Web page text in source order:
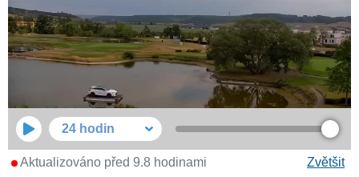
24 hodin
Zvětšit
Aktualizováno před 9.8 hodinami